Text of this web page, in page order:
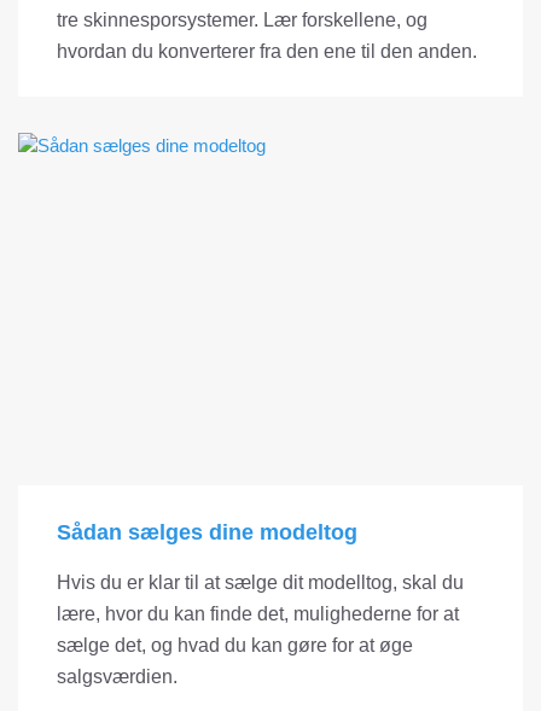
tre skinnesporsystemer. Lær forskellene, og
hvordan du konverterer fra den ene til den anden.
Sådan sælges dine modeltog
Hvis du er klar til at sælge dit modelltog, skal du
lære, hvor du kan finde det, mulighederne for at
sælge det, og hvad du kan gøre for at øge
salgsværdien.